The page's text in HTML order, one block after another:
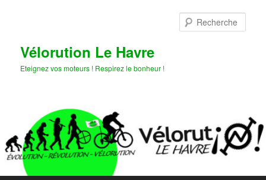
Vélorution Le Havre
Eteignez vos moteurs ! Respirez le bonheur !